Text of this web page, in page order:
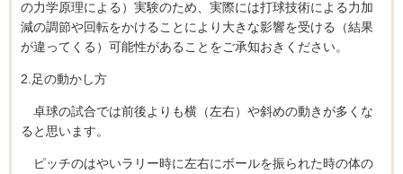
の力学原理による）実験のため、実際には打球技術による力加
減の調節や回転をかけることにより大きな影響を受ける（結果
が違ってくる）可能性があることをご承知おきください。
2.足の動かし方
卓球の試合では前後よりも横（左右）や斜めの動きが多くな
ると思います。
ピッチのはやいラリー時に左右にボールを振られた時の体の